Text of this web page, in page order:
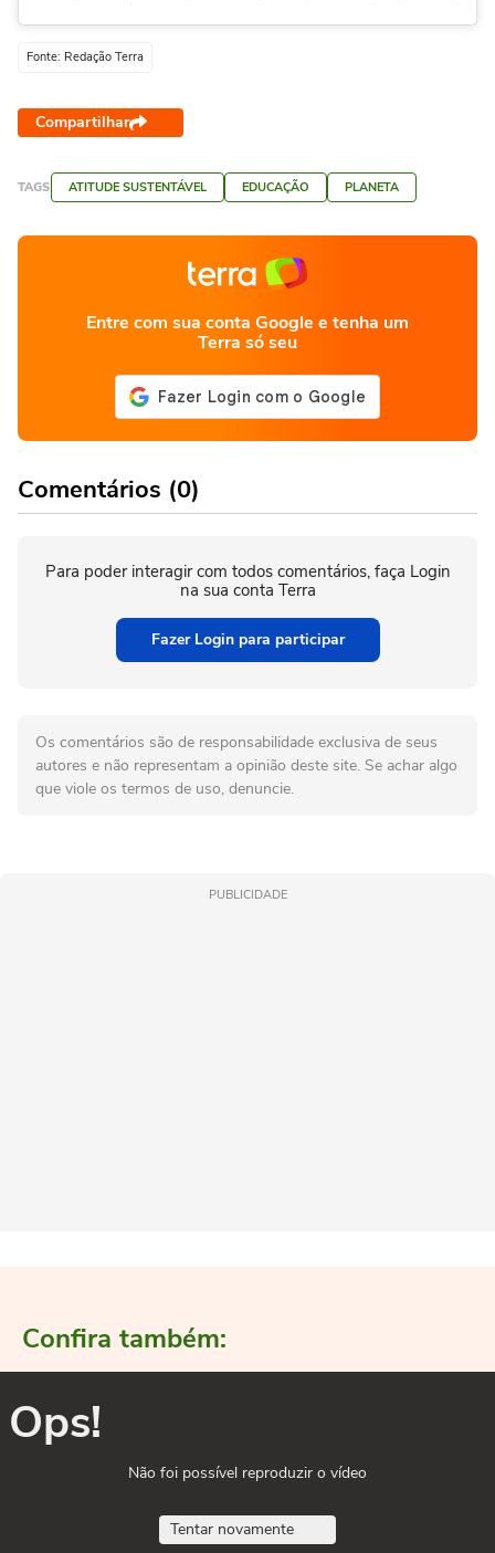
Fonte: Redação Terra
Compartilhar
TAGS ATITUDE SUSTENTÁVEL EDUCAÇÃO PLANETA
Entre com sua conta Google e tenha um
Terra só seu
Comentários (0)
Para poder interagir com todos comentários, faça Login
na sua conta Terra
Fazer Login para participar
Os comentários são de responsabilidade exclusiva de seus
autores e não representam a opinião deste site. Se achar algo
que viole os termos de uso, denuncie.
PUBLICIDADE
Confira também:
Ops!
Não foi possível reproduzir o vídeo
Tentar novamente